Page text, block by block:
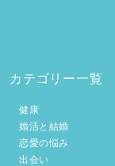
カテゴリー一覧
健康
婚活と結婚
恋愛の悩み
出会い